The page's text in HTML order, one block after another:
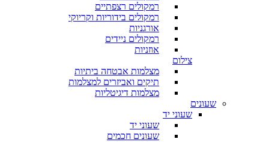
רמקולים רצפתיים
רמקולים בידוריות וקריוקי
אורגניות
רמקולים ניידים
אוזניות
צילום
מצלמות אבטחה ביתיות
תיקים ואביזרים למצלמות
מצלמות דיגיטליות
שעונים
שעוני יד
שעוני יד
שעונים חכמים